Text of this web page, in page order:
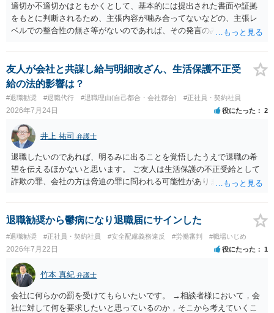
適切か不適切かはともかくとして、基本的には提出された書面や証拠
をもとに判断されるため、主張内容が噛み合ってないなどの、主張レ
ベルでの整合性の無さ等がないのであれば、その発言のみで大きく不
友人が会社と共謀し給与明細改ざん、生活保護不正受
給の法的影響は？
#退職勧奨 #退職代行 #退職理由(自己都合・会社都合) #正社員・契約社員
2026年7月24日 役にたった 2
井上 祐司 弁護士
退職したいのであれば、明るみに出ることを覚悟したうえで退職の希
望を伝えるほかないと思います。 ご友人は生活保護の不正受給として
詐欺の罪、会社の方は脅迫の罪に問われる可能性がありますが、感覚
うかはケースバイケースです。
退職勧奨から鬱病になり退職届にサインした
#退職勧奨 #正社員・契約社員 #安全配慮義務違反 #労働審判 #職場いじめ
2026年7月22日 役にたった 1
竹本 真紀 弁護士
会社に何らかの罰を受けてもらいたいです。 →相談者様において，会
社に対して何を要求したいと思っているのか，そこから考えていくこ